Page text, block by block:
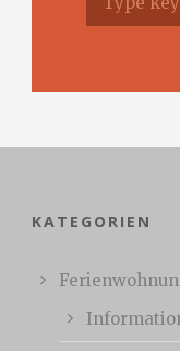
KATEGORIEN